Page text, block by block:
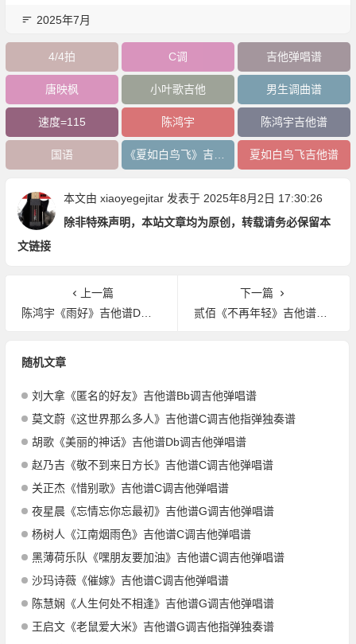
2025年7月
4/4拍 C调 吉他弹唱谱
唐映枫 小叶歌吉他 男生调曲谱
速度=115 陈鸿宇 陈鸿宇吉他谱
国语 夏如白鸟飞吉他谱
本文由 xiaoyegejitar发表于 2025年8月2日 17:30:26
除非特殊声明，本站文章均为原创，转载请务必保留本
文链接
上一篇
陈鸿宇《雨好》吉他谱D调吉他弹唱谱
下一篇
贰佰《不再年轻》吉他谱G调吉他弹唱谱
随机文章
刘大拿《匿名的好友》吉他谱Bb调吉他弹唱谱
莫文蔚《这世界那么多人》吉他谱C调吉他指弹独奏谱
胡歌《美丽的神话》吉他谱Db调吉他弹唱谱
赵乃吉《敬不到来日方长》吉他谱C调吉他弹唱谱
关正杰《惜别歌》吉他谱C调吉他弹唱谱
夜星晨《忘情忘你忘最初》吉他谱G调吉他弹唱谱
杨树人《江南烟雨色》吉他谱C调吉他弹唱谱
黑薄荷乐队《嘿朋友要加油》吉他谱C调吉他弹唱谱
沙玛诗薇《催嫁》吉他谱C调吉他弹唱谱
陈慧娴《人生何处不相逢》吉他谱G调吉他弹唱谱
王启文《老鼠爱大米》吉他谱G调吉他指弹独奏谱